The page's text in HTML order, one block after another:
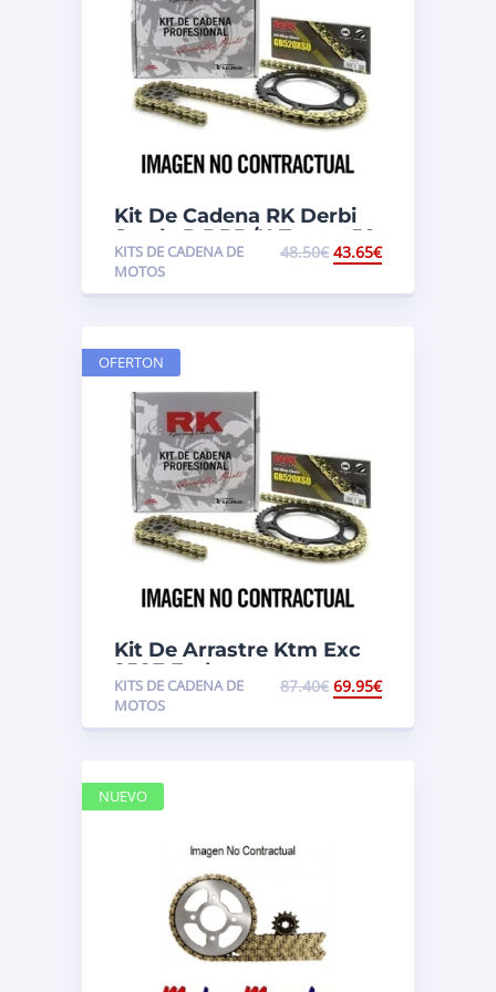
Kit De Cadena RK Derbi
Senda R DRD/X-Treme 50
KITS DE CADENA DE
MOTOS
48.50€ 43.65€
Kit De Arrastre Ktm Exc
250F Enduro
KITS DE CADENA DE
MOTOS
87.40€ 69.95€
OFERTON
NUEVO